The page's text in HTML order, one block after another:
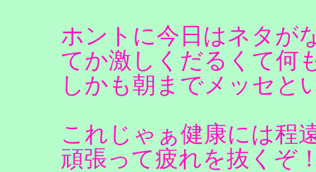
ホントに今日はネタが
てか激しくだるくて何
しかも朝までメッセと
これじゃぁ健康には程
頑張って疲れを抜くぞ